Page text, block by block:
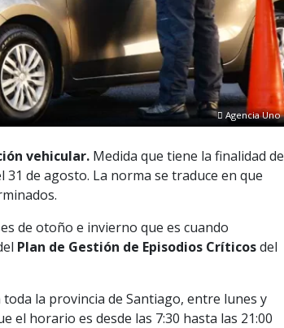
Agencia Uno
vehicular. Medida que tiene la finalidad de
de agosto. La norma se traduce en que
de otoño e invierno que es cuando
Plan de Gestión de Episodios Críticosdel
toda la provincia de Santiago, entre lunes y
el horario es desde las 7:30 hasta las 21:00